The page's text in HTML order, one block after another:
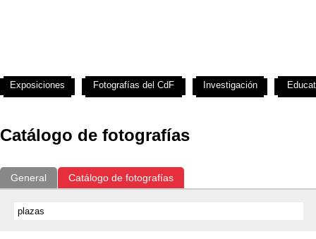
Catálogo de fotografías
General Catálogo de fotografías
Exposiciones Fotografías del CdF Investigación